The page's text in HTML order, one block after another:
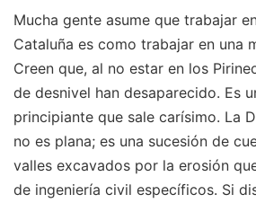
Mucha gente asume que trabajar
Cataluña es como trabajar en una
Creen que, al no estar en los
de desnivel han desaparecido. Es
principiante que sale carísimo. La
no es plana; es una sucesión de
valles excavados por la erosión
de ingeniería civil específicos. Si